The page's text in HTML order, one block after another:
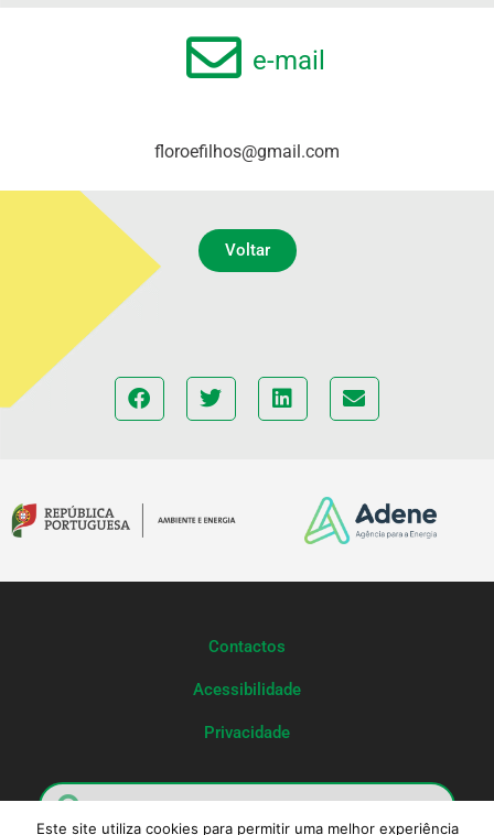
e-mail
floroefilhos@gmail.com
Voltar
Contactos
Acessibilidade
Privacidade
Este site utiliza cookies para permitir uma melhor experiência